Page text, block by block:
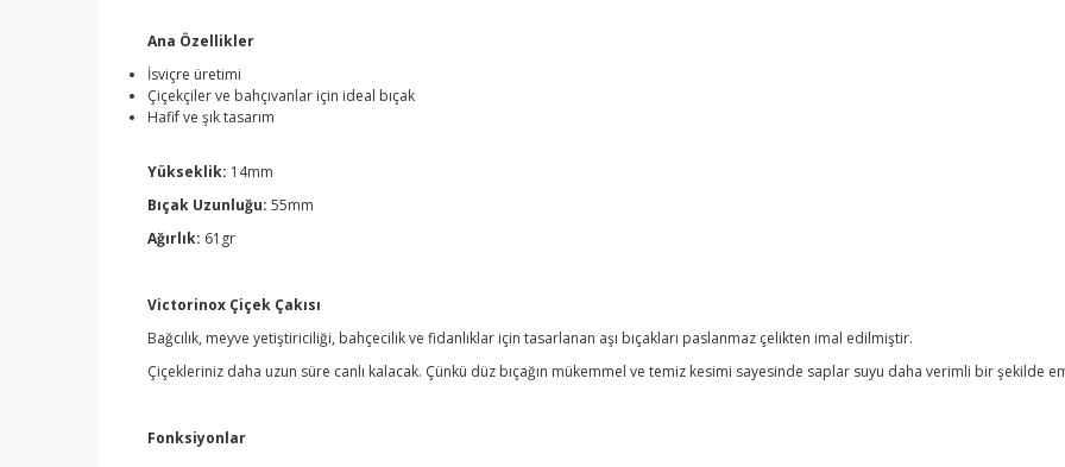
Ana Özellikler
İsviçre üretimi
Çiçekçiler ve bahçıvanlar için ideal bıçak
Hafif ve şık tasarım
Yükseklik: 14mm
Bıçak Uzunluğu: 55mm
Ağırlık: 61gr
Victorinox Çiçek Çakısı
Bağcılık, meyve yetiştiriciliği, bahçecilik ve fidanlıklar için tasarlanan aşı bıçakları paslanmaz çelikten imal edilmiştir.
Çiçekleriniz daha uzun süre canlı kalacak. Çünkü düz bıçağın mükemmel ve temiz kesimi sayesinde saplar suyu daha verimli bir şekilde
Fonksiyonlar